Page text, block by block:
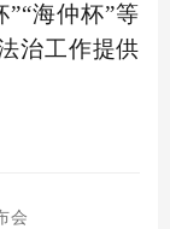
海仲杯”等
治工作提供
会